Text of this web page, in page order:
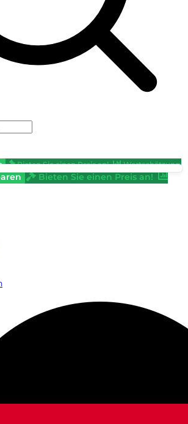
Bieten Sie einen Preis an! Wertschätzung
Bieten Sie einen Preis an!